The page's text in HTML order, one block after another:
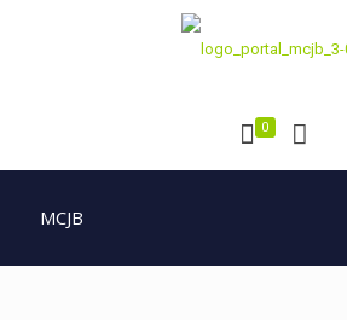
0
MCJB